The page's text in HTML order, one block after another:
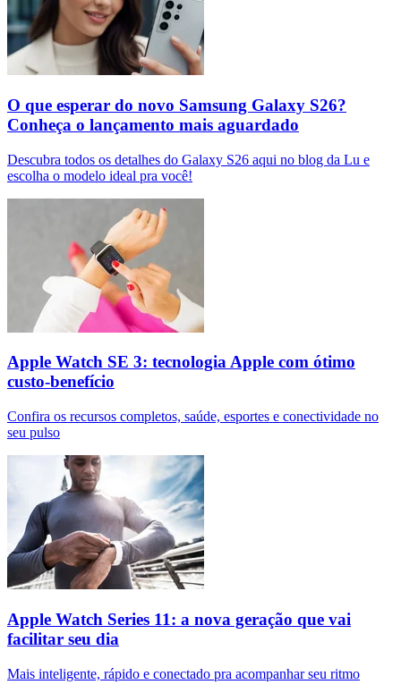
O que esperar do novo Samsung Galaxy S26?
Conheça o lançamento mais aguardado
Descubra todos os detalhes do Galaxy S26 aqui no blog da Lu e
escolha o modelo ideal pra você!
Apple Watch SE 3: tecnologia Apple com ótimo
custo-benefício
Confira os recursos completos, saúde, esportes e conectividade no
seu pulso
Apple Watch Series 11: a nova geração que vai
facilitar seu dia
Mais inteligente, rápido e conectado pra acompanhar seu ritmo